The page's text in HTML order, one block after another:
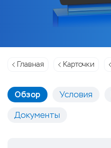
Главная Карточки
Обзор Условия
Документы